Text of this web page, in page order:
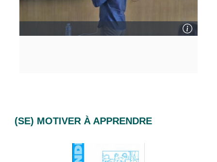
(SE) MOTIVER À APPRENDRE